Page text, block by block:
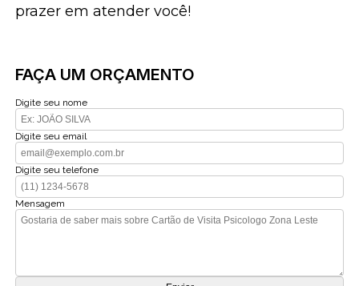
prazer em atender você!
FAÇA UM ORÇAMENTO
Digite seu nome
Digite seu email
Digite seu telefone
Mensagem